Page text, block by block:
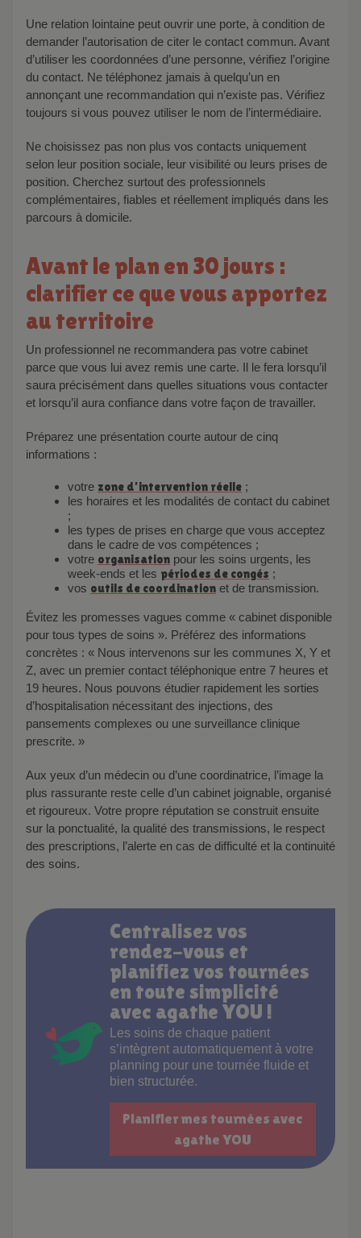
Une relation lointaine peut ouvrir une porte, à condition de
demander l’autorisation de citer le contact commun. Avant
d’utiliser les coordonnées d’une personne, vérifiez l’origine
du contact. Ne téléphonez jamais à quelqu’un en
annonçant une recommandation qui n’existe pas. Vérifiez
toujours si vous pouvez utiliser le nom de l’intermédiaire.
Ne choisissez pas non plus vos contacts uniquement
selon leur position sociale, leur visibilité ou leurs prises de
position. Cherchez surtout des professionnels
complémentaires, fiables et réellement impliqués dans les
parcours à domicile.
Avant le plan en 30 jours :
clarifier ce que vous apportez
au territoire
Un professionnel ne recommandera pas votre cabinet
parce que vous lui avez remis une carte. Il le fera lorsqu’il
saura précisément dans quelles situations vous contacter
et lorsqu’il aura confiance dans votre façon de travailler.
Préparez une présentation courte autour de cinq
informations :
votre zone d’intervention réelle ;
les horaires et les modalités de contact du cabinet
;
les types de prises en charge que vous acceptez
dans le cadre de vos compétences ;
votre organisation pour les soins urgents, les
week-ends et les périodes de congés ;
vos outils de coordination et de transmission.
Évitez les promesses vagues comme « cabinet disponible
pour tous types de soins ». Préférez des informations
concrètes : « Nous intervenons sur les communes X, Y et
Z, avec un premier contact téléphonique entre 7 heures et
19 heures. Nous pouvons étudier rapidement les sorties
d’hospitalisation nécessitant des injections, des
pansements complexes ou une surveillance clinique
prescrite. »
Aux yeux d’un médecin ou d’une coordinatrice, l’image la
plus rassurante reste celle d’un cabinet joignable, organisé
et rigoureux. Votre propre réputation se construit ensuite
sur la ponctualité, la qualité des transmissions, le respect
des prescriptions, l’alerte en cas de difficulté et la continuité
des soins.
Centralisez vos
rendez-vous et
planifiez vos tournées
en toute simplicité
avec agathe YOU !
s’intègrent automatiquement à votre
planning pour une tournée fluide et
bien structurée.
Planifier mes tournées avec
agathe YOU